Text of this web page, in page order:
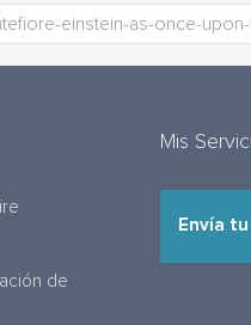
de
Mis
Envía